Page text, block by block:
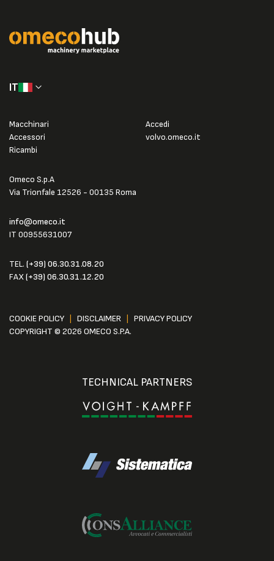
IT
Omeco S.p.A
Via Trionfale 12526 - 00135 Roma
info@omeco.it
IT 00955631007
TEL. (+39) 06.30.31.08.20
FAX(+39) 06.30.31.12.20
Macchinari
Accessori
Ricambi
Accedi
volvo.omeco.it
COOKIE POLICY DISCLAIMER
PRIVACY POLICY
COPYRIGHT © 2026 OMECO S.P.A.
TECHNICAL PARTNERS